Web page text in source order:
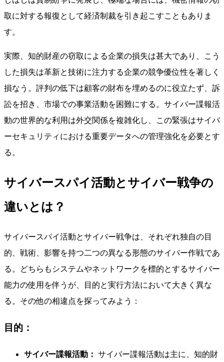
取に対する報復として経済制裁を引き起こすこともありま
す。
実際、知的財産の窃取による企業の損失は甚大であり、こう
した損失は革新と技術に注力する企業の競争優位性を著しく
損なう。評判の低下は顧客の財布を埋めるのに役立たず、訴
訟を招き、市場での事業活動を困難にする。サイバー諜報活
動の世界的な利用は外交関係を複雑化し、この緊張はサイバ
ーセキュリティにおける重要データへの管理強化を必要とす
る。
サイバースパイ活動とサイバー戦争の
違いとは？
サイバースパイ活動とサイバー戦争は、それぞれ独自の目
的、戦術、影響を持つ二つの異なる形態のサイバー作戦であ
る。どちらもシステムやネットワークを標的とするサイバー
能力の使用を伴うが、目的と実行方法において大きく異な
る。その他の相違点を探ってみよう：
目的：
サイバー諜報活動： サイバー諜報活動は主に、知的財